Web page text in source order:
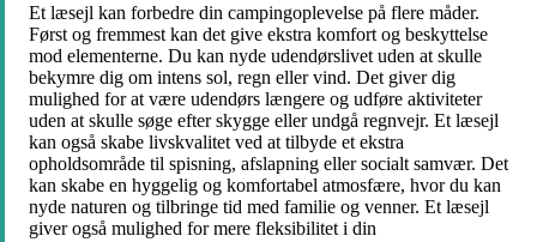
Et læsejl kan forbedre din campingoplevelse på flere måder.
Først og fremmest kan det give ekstra komfort og beskyttelse
mod elementerne. Du kan nyde udendørslivet uden at skulle
bekymre dig om intens sol, regn eller vind. Det giver dig
mulighed for at være udendørs længere og udføre aktiviteter
uden at skulle søge efter skygge eller undgå regnvejr. Et læsejl
kan også skabe livskvalitet ved at tilbyde et ekstra
opholdsområde til spisning, afslapning eller socialt samvær. Det
kan skabe en hyggelig og komfortabel atmosfære, hvor du kan
nyde naturen og tilbringe tid med familie og venner. Et læsejl
giver også mulighed for mere fleksibilitet i din